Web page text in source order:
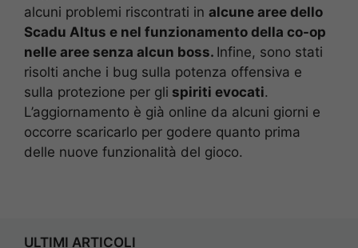
alcuni problemi riscontrati in alcune aree dello
Scadu Altus e nel funzionamento della co-op
nelle aree senza alcun boss. Infine, sono stati
risolti anche i bug sulla potenza offensiva e
sulla protezione per gli spiriti evocati.
L’aggiornamento è già online da alcuni giorni e
occorre scaricarlo per godere quanto prima
delle nuove funzionalità del gioco.
ULTIMI ARTICOLI